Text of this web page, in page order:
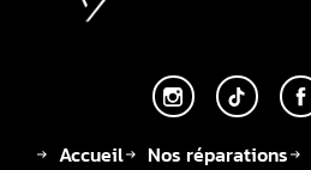
Accueil Nos réparations